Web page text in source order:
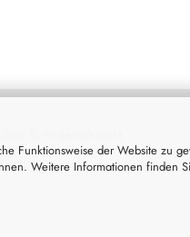
Funktionsweise der Website zu
Weitere Informationen finden
werden